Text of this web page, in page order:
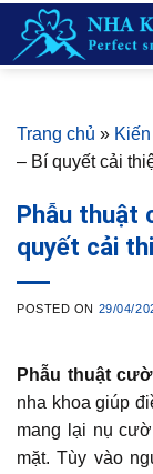
content
Trang chủ »
– Bí quyết cải
Phẫu thuật
quyết cải
POSTED ON 29/04/
Phẫu thuật
nha khoa giúp
mang lại nụ
mặt. Tùy vào